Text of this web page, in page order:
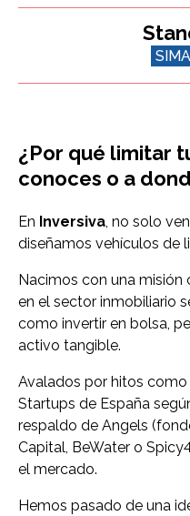
¿Por qué limitar
conoces o a
En Inversiva, no solo
diseñamos vehículos de
Nacimos con una misión
en el sector inmobiliario
como invertir en bolsa,
activo tangible.
Avalados por hitos como
Startups de España
respaldo de Angels
Capital, BeWater o
el mercado.
Hemos pasado de una